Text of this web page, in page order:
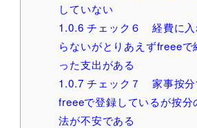
していない
1.0.6 チェック６ 経費に入
らないがとりあえずfreeeで
った支出がある
1.0.7 チェック７ 家事按分
freeeで登録しているが按分
法が不安である